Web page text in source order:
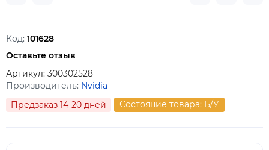
Код: 101628
Оставьте отзыв
Артикул: 300302528
Производитель: Nvidia
Предзаказ 14-20 дней
Состояние товара: Б/У